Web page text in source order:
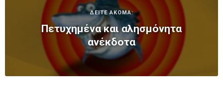
ΔΕΙΤΕ ΑΚΟΜΑ:
Πετυχημένα και αλησμόνητα
ανέκδοτα